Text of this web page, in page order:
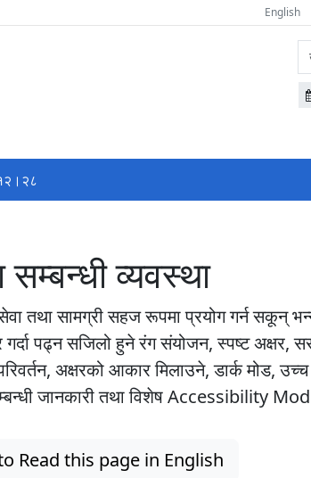
English
व्यवस्था
तथा सामग्री सहज रूपमा प्रयोग गर्न सकून्
पढ्न सजिलो हुने रंग संयोजन, स्पष्ट अक्षर,
अक्षरको आकार मिलाउने, डार्क मोड, उच्च
जानकारी तथा विशेष Accessibility
Read this page in English